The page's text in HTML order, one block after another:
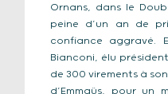
Ornans, dans le
peine d’un an de
confiance aggravé.
Bianconi, élu
de 300 virements à
d’Emmaüs, pour